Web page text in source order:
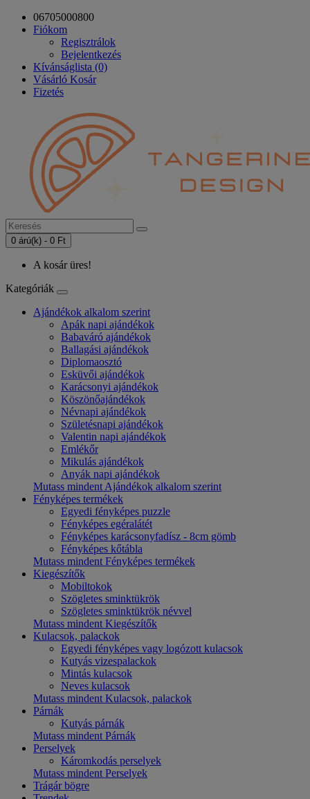
06705000800
Fiókom
Regisztrálok
Bejelentkezés
Kívánságlista (0)
Vásárló Kosár
Fizetés
0 árú(k) - 0 Ft
A kosár üres!
Kategóriák
Ajándékok alkalom szerint
Apák napi ajándékok
Babaváró ajándékok
Ballagási ajándékok
Diplomaosztó
Esküvői ajándékok
Karácsonyi ajándékok
Köszönőajándékok
Névnapi ajándékok
Születésnapi ajándékok
Valentin napi ajándékok
Emlékőr
Mikulás ajándékok
Anyák napi ajándékok
Mutass mindent Ajándékok alkalom szerint
Fényképes termékek
Egyedi fényképes puzzle
Fényképes egéralátét
Fényképes karácsonyfadísz - 8cm gömb
Fényképes kőtábla
Mutass mindent Fényképes termékek
Kiegészítők
Mobiltokok
Szögletes sminktükrök
Szögletes sminktükrök névvel
Mutass mindent Kiegészítők
Kulacsok, palackok
Egyedi fényképes vagy logózott kulacsok
Kutyás vizespalackok
Mintás kulacsok
Neves kulacsok
Mutass mindent Kulacsok, palackok
Párnák
Kutyás párnák
Mutass mindent Párnák
Perselyek
Káromkodás perselyek
Mutass mindent Perselyek
Trágár bögre